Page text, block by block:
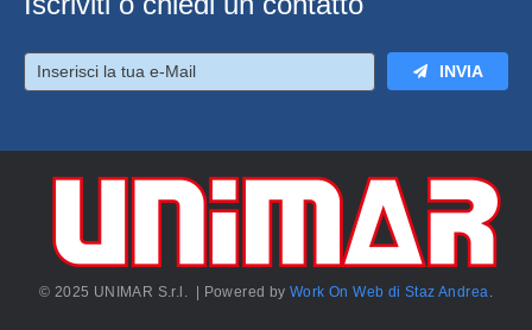
INVIA
© 2025 UNIMAR S.r.l. | Powered byWork On Web di Staz Andrea.